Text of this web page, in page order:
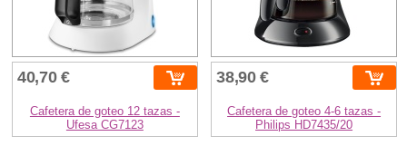
40,70 €
Cafetera de goteo 12 tazas -
Ufesa CG7123
38,90 €
Cafetera de goteo 4-6 tazas -
Philips HD7435/20